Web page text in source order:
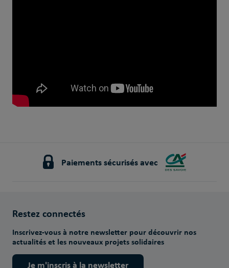
Paiements sécurisés avec
Restez connectés
Inscrivez-vous à notre newsletter pour découvrir nos
actualités et les nouveaux projets solidaires
Je m'inscris à la newsletter